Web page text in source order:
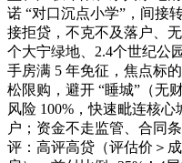
诺 “对口沉点小学”，间接
接拒贷，不克不及落户、
个大宁绿地、2.4个世纪公
手房满 5 年免征，焦点标
松限购，避开 “睡城”（无
风险 100%，快速毗连核
户；资金不走监管、合同
评：高评高贷（评估价＞